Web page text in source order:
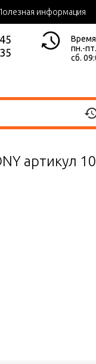
информация
пн.-
сб.
артикул